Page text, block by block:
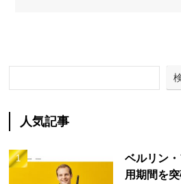
人気記事
ベルリン
用期間を